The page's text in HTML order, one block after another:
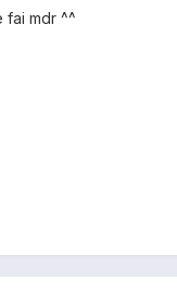
fai mdr ^^